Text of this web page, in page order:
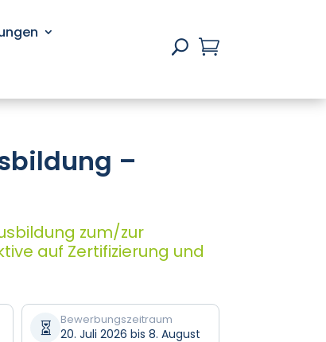
U 
–
zum/zur
auf Zertifizierung und

Bewerbungszeitraum
20. Juli 2026 bis 8. August